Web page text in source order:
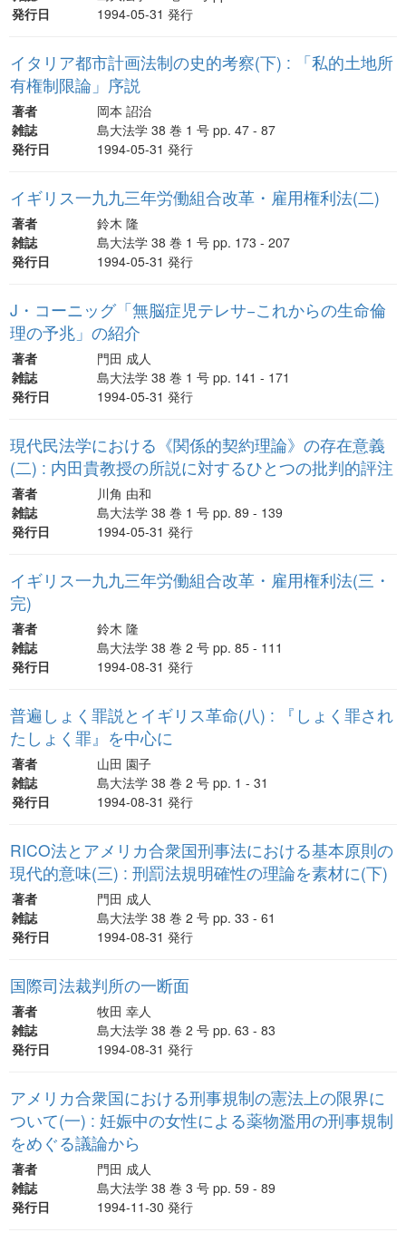
発行日
1994-05-31 発行
イタリア都市計画法制の史的考察(下) : 「私的土地所
有権制限論」序説
著者
岡本 詔治
雑誌
島大法学 38 巻 1 号 pp. 47 - 87
発行日
1994-05-31 発行
イギリス一九九三年労働組合改革・雇用権利法(二)
著者
鈴木 隆
雑誌
島大法学 38 巻 1 号 pp. 173 - 207
発行日
1994-05-31 発行
J・コーニッグ「無脳症児テレサ−これからの生命倫
理の予兆」の紹介
著者
門田 成人
雑誌
島大法学 38 巻 1 号 pp. 141 - 171
発行日
1994-05-31 発行
現代民法学における《関係的契約理論》の存在意義
(二) : 内田貴教授の所説に対するひとつの批判的評注
著者
川角 由和
雑誌
島大法学 38 巻 1 号 pp. 89 - 139
発行日
1994-05-31 発行
イギリス一九九三年労働組合改革・雇用権利法(三・
完)
著者
鈴木 隆
雑誌
島大法学 38 巻 2 号 pp. 85 - 111
発行日
1994-08-31 発行
普遍しょく罪説とイギリス革命(八) : 『しょく罪され
たしょく罪』を中心に
著者
山田 園子
雑誌
島大法学 38 巻 2 号 pp. 1 - 31
発行日
1994-08-31 発行
RICO法とアメリカ合衆国刑事法における基本原則の
現代的意味(三) : 刑罰法規明確性の理論を素材に(下)
著者
門田 成人
雑誌
島大法学 38 巻 2 号 pp. 33 - 61
発行日
1994-08-31 発行
国際司法裁判所の一断面
著者
牧田 幸人
雑誌
島大法学 38 巻 2 号 pp. 63 - 83
発行日
1994-08-31 発行
アメリカ合衆国における刑事規制の憲法上の限界に
ついて(一) : 妊娠中の女性による薬物濫用の刑事規制
をめぐる議論から
著者
門田 成人
雑誌
島大法学 38 巻 3 号 pp. 59 - 89
発行日
1994-11-30 発行